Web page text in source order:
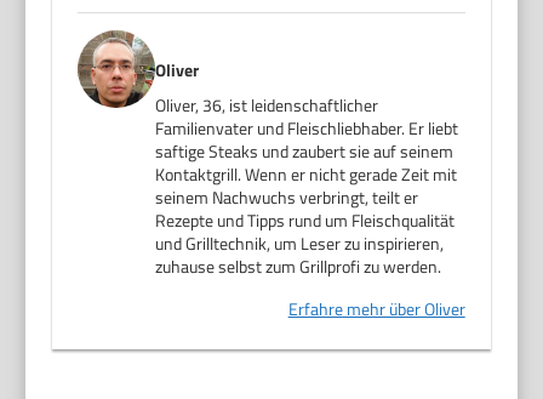
Oliver
Oliver, 36, ist leidenschaftlicher
Familienvater und Fleischliebhaber. Er liebt
saftige Steaks und zaubert sie auf seinem
Kontaktgrill. Wenn er nicht gerade Zeit mit
seinem Nachwuchs verbringt, teilt er
Rezepte und Tipps rund um Fleischqualität
und Grilltechnik, um Leser zu inspirieren,
zuhause selbst zum Grillprofi zu werden.
Erfahre mehr über Oliver